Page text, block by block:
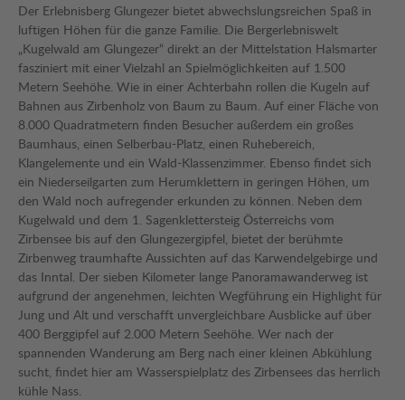
Der Erlebnisberg Glungezer bietet abwechslungsreichen Spaß in
luftigen Höhen für die ganze Familie. Die Bergerlebniswelt
„Kugelwald am Glungezer“ direkt an der Mittelstation Halsmarter
fasziniert mit einer Vielzahl an Spielmöglichkeiten auf 1.500
Metern Seehöhe. Wie in einer Achterbahn rollen die Kugeln auf
Bahnen aus Zirbenholz von Baum zu Baum. Auf einer Fläche von
8.000 Quadratmetern finden Besucher außerdem ein großes
Baumhaus, einen Selberbau-Platz, einen Ruhebereich,
Klangelemente und ein Wald-Klassenzimmer. Ebenso findet sich
ein Niederseilgarten zum Herumklettern in geringen Höhen, um
den Wald noch aufregender erkunden zu können. Neben dem
Kugelwald und dem 1. Sagenklettersteig Österreichs vom
Zirbensee bis auf den Glungezergipfel, bietet der berühmte
Zirbenweg traumhafte Aussichten auf das Karwendelgebirge und
das Inntal. Der sieben Kilometer lange Panoramawanderweg ist
aufgrund der angenehmen, leichten Wegführung ein Highlight für
Jung und Alt und verschafft unvergleichbare Ausblicke auf über
400 Berggipfel auf 2.000 Metern Seehöhe. Wer nach der
spannenden Wanderung am Berg nach einer kleinen Abkühlung
sucht, findet hier am Wasserspielplatz des Zirbensees das herrlich
kühle Nass.